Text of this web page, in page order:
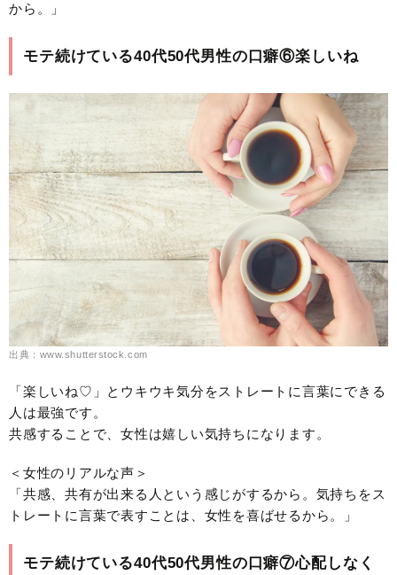
から。」
モテ続けている40代50代男性の口癖⑥楽しいね
出典：www.shutterstock.com
「楽しいね♡」とウキウキ気分をストレートに言葉にできる
人は最強です。
共感することで、女性は嬉しい気持ちになります。
＜女性のリアルな声＞
「共感、共有が出来る人という感じがするから。気持ちをス
トレートに言葉で表すことは、女性を喜ばせるから。」
モテ続けている40代50代男性の口癖⑦心配しなく